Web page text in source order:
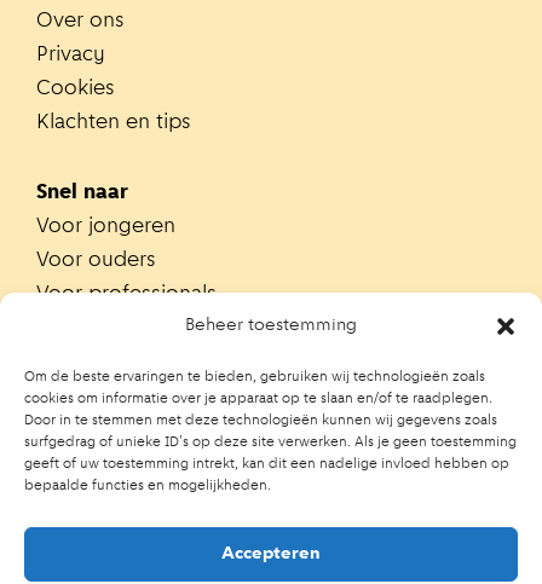
Beheer toestemming
Om de beste ervaringen te bieden, gebruiken wij technologieën zoals
cookies om informatie over je apparaat op te slaan en/of te raadplegen.
Door in te stemmen met deze technologieën kunnen wij gegevens zoals
surfgedrag of unieke ID's op deze site verwerken. Als je geen toestemming
geeft of uw toestemming intrekt, kan dit een nadelige invloed hebben op
bepaalde functies en mogelijkheden.
Accepteren
Over ons
Privacy
Cookies
Klachten en tips
Snel naar
Voor jongeren
Voor ouders
Voor professionals
Zoek contactpersoon op school
Trainingen
Ouderportaal JGZ